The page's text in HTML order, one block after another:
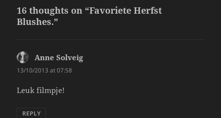
16 thoughts on “Favoriete Herfst
Blushes.”
Anne Solveigsays:
13/10/2013 at 07:58
Leuk filmpje!
REPLY